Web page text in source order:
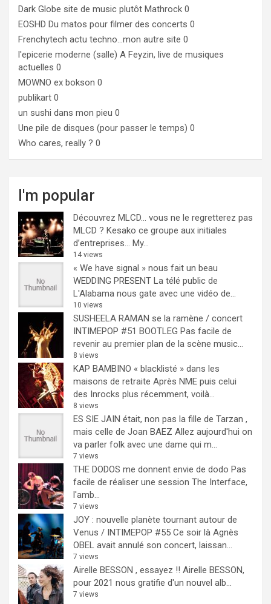
Dark Globe site de music plutôt Mathrock 0
EOSHD Du matos pour filmer des concerts 0
Frenchytech actu techno…mon autre site 0
l'epicerie moderne (salle) A Feyzin, live de musiques
actuelles 0
MOWNO ex bokson 0
publikart 0
un sushi dans mon pieu 0
Une pile de disques (pour passer le temps) 0
Who cares, really ? 0
I'm popular
Découvrez MLCD… vous ne le regretterez pas
MLCD ? Kesako ce groupe aux initiales
d’entreprises… My...
14 views
« We have signal » nous fait un beau
WEDDING PRESENT La télé public de
L'Alabama nous gate avec une vidéo de...
10 views
SUSHEELA RAMAN se la ramène / concert
INTIMEPOP #51 BOOTLEG Pas facile de
revenir au premier plan de la scène music...
8 views
KAP BAMBINO « blacklisté » dans les
maisons de retraite Après NME puis celui
des Inrocks plus récemment, voilà...
8 views
ES SIE JAIN était, non pas la fille de Tarzan ,
mais celle de Joan BAEZ Allez aujourd'hui on
va parler folk avec une dame qui m...
7 views
THE DODOS me donnent envie de dodo Pas
facile de réaliser une session The Interface,
l'amb...
7 views
JOY : nouvelle planète tournant autour de
Venus / INTIMEPOP #55 Ce soir là Agnès
OBEL avait annulé son concert, laissan...
7 views
Airelle BESSON , essayez !! Airelle BESSON,
pour 2021 nous gratifie d'un nouvel alb...
7 views